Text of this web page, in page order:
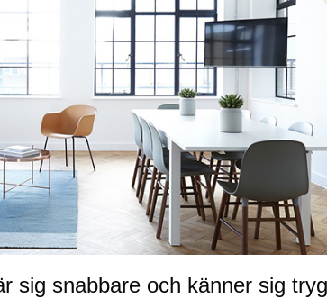
sig snabbare och känner sig